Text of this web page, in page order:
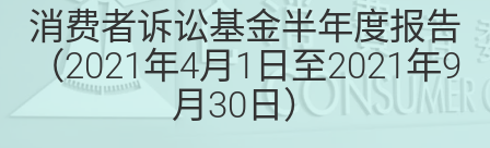
消费者诉讼基金半年度报告
（2021年4月1日至2021年9
月30日）